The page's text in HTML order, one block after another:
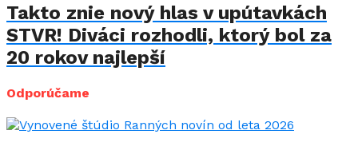
Takto znie nový hlas v upútavkách
STVR! Diváci rozhodli, ktorý bol za
20 rokov najlepší
Odporúčame